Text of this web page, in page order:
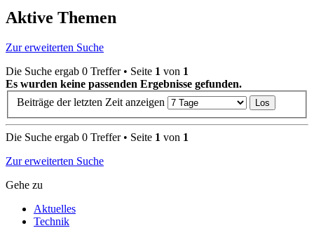
Aktive Themen
Zur erweiterten Suche
Die Suche ergab 0 Treffer • Seite 1 von 1
Es wurden keine passenden Ergebnisse gefunden.
Beiträge der letzten Zeit anzeigen
Die Suche ergab 0 Treffer • Seite 1 von 1
Zur erweiterten Suche
Gehe zu
Aktuelles
Technik